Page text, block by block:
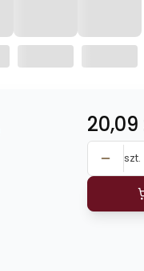
Cena
20,09
szt.